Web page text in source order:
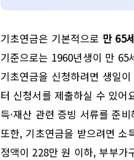
기초연금은 기본적으로 만 65
기준으로는 1960년생이 만
기초연금을 신청하려면 생일
터 신청서를 제출하실 수 있
득·재산 관련 증빙 서류를 준
또한, 기초연금을 받으려면 소
정액이 228만 원 이하, 부부